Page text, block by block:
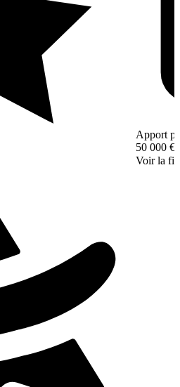
Apport
50 000 €
Voir la